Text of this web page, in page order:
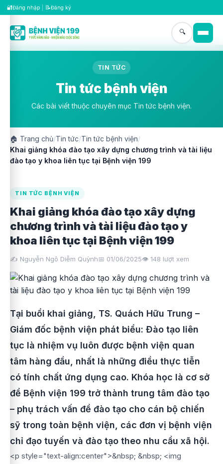
🔐Đăng nhập 📝Đăng ký
🔍
TIN TỨC
Tin tức bệnh viện
Các bài viết thuộc chuyên mục Tin tức bệnh viện.
🏠 Trang chủ/Tin tức/Tin tức bệnh viện/
Khai giảng khóa đào tạo xây dựng chương trình và tài liệu
đào tạo y khoa liên tục tại Bệnh viện 199
TIN TỨC BỆNH VIỆN
Khai giảng khóa đào tạo xây dựng
chương trình và tài liệu đào tạo y
khoa liên tục tại Bệnh viện 199
✍️ Nguyễn Ngô Diễm Quỳnh📅 01/06/2025👁️ 148 lượt xem
Tại buổi khai giảng, TS. Quách Hữu Trung –
Giám đốc bệnh viện phát biểu: Đào tạo liên
tục là nhiệm vụ luôn được bệnh viện quan
tâm hàng đầu, nhất là những điều thực tiễn
có tính chất ứng dụng cao. Khóa học là cơ sở
để Bệnh viện 199 trở thành trung tâm đào tạo
– phụ trách vấn đề đào tạo cho cán bộ chiến
sỹ trong toàn bệnh viện, các đơn vị bệnh viện
chỉ đạo tuyến và đào tạo theo nhu cầu xã hội.
<p style="text-align:center">&nbsp; &nbsp; <img